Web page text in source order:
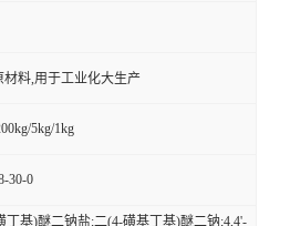
材料,用于工业化大生产
5kg/1kg
30-0
丁基)醚二钠盐;二(4-磺基丁基)醚二钠;4,4'-